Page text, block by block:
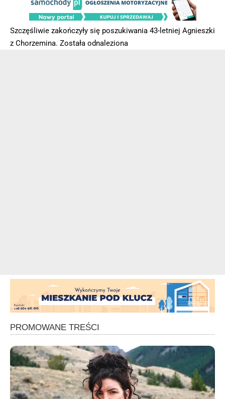
Szczęśliwie zakończyły się poszukiwania 43-letniej Agnieszki
z Chorzemina. Została odnaleziona